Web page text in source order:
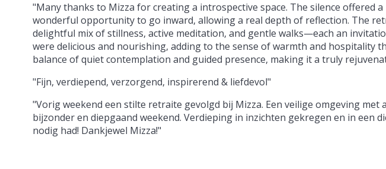
"Many thanks to Mizza for creating a introspective space. The silence offered a
wonderful opportunity to go inward, allowing a real depth of reflection. The
delightful mix of stillness, active meditation, and gentle walks—each an
were delicious and nourishing, adding to the sense of warmth and hospitality
balance of quiet contemplation and guided presence, making it a truly
"Fijn, verdiepend, verzorgend, inspirerend & liefdevol"
"Vorig weekend een stilte retraite gevolgd bij Mizza. Een veilige omgeving
bijzonder en diepgaand weekend. Verdieping in inzichten gekregen en in een
nodig had! Dankjewel Mizza!"